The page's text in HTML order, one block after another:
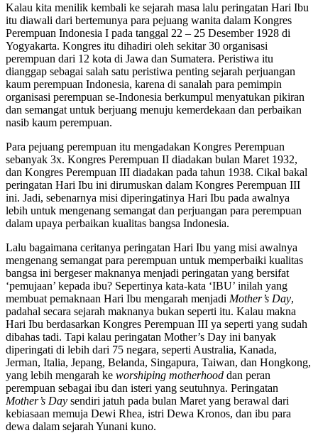
Kalau kita menilik kembali ke sejarah masa lalu peringatan Hari Ibu
itu diawali dari bertemunya para pejuang wanita dalam Kongres
Perempuan Indonesia I pada tanggal 22 – 25 Desember 1928 di
Yogyakarta. Kongres itu dihadiri oleh sekitar 30 organisasi
perempuan dari 12 kota di Jawa dan Sumatera. Peristiwa itu
dianggap sebagai salah satu peristiwa penting sejarah perjuangan
kaum perempuan Indonesia, karena di sanalah para pemimpin
organisasi perempuan se-Indonesia berkumpul menyatukan pikiran
dan semangat untuk berjuang menuju kemerdekaan dan perbaikan
nasib kaum perempuan.
Para pejuang perempuan itu mengadakan Kongres Perempuan
sebanyak 3x. Kongres Perempuan II diadakan bulan Maret 1932,
dan Kongres Perempuan III diadakan pada tahun 1938. Cikal bakal
peringatan Hari Ibu ini dirumuskan dalam Kongres Perempuan III
ini. Jadi, sebenarnya misi diperingatinya Hari Ibu pada awalnya
lebih untuk mengenang semangat dan perjuangan para perempuan
dalam upaya perbaikan kualitas bangsa Indonesia.
Lalu bagaimana ceritanya peringatan Hari Ibu yang misi awalnya
mengenang semangat para perempuan untuk memperbaiki kualitas
bangsa ini bergeser maknanya menjadi peringatan yang bersifat
‘pemujaan’ kepada ibu? Sepertinya kata-kata ‘IBU’ inilah yang
membuat pemaknaan Hari Ibu mengarah menjadi Mother’s Day,
padahal secara sejarah maknanya bukan seperti itu. Kalau makna
Hari Ibu berdasarkan Kongres Perempuan III ya seperti yang sudah
dibahas tadi. Tapi kalau peringatan Mother’s Day ini banyak
diperingati di lebih dari 75 negara, seperti Australia, Kanada,
Jerman, Italia, Jepang, Belanda, Singapura, Taiwan, dan Hongkong,
yang lebih mengarah ke worshiping motherhood dan peran
perempuan sebagai ibu dan isteri yang seutuhnya. Peringatan
Mother’s Day sendiri jatuh pada bulan Maret yang berawal dari
kebiasaan memuja Dewi Rhea, istri Dewa Kronos, dan ibu para
dewa dalam sejarah Yunani kuno.